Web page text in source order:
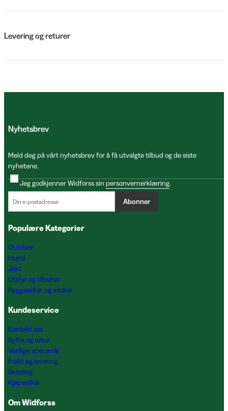
Levering og returer
Nyhetsbrev
Meld deg på vårt nyhetsbrev for å få utvalgte tilbud og de siste
nyhetene.
Jeg godkjenner Widforss sin personvernerklæring.
Abonner
Populære Kategorier
Outdoor
Hund
Jakt
Utstyr og tilbehør
Ryggsekker og vesker
Kundeservice
Kontakt oss
Bytte og retur
Vanlige spørsmål
Frakt og levering
Betaling
Kjøpsvilkår
Om Widforss